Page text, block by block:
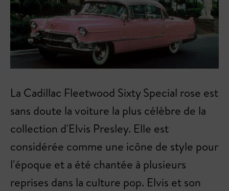
La Cadillac Fleetwood Sixty Special rose est
sans doute la voiture la plus célèbre de la
collection d'Elvis Presley. Elle est
considérée comme une icône de style pour
l'époque et a été chantée à plusieurs
reprises dans la culture pop. Elvis et son